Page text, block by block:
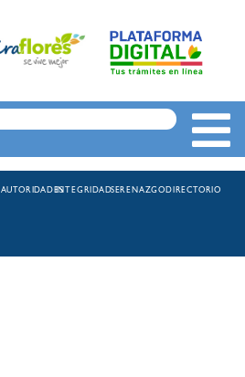
AUTORIDADESINTEGRIDADSERENAZGODIRECTORIO